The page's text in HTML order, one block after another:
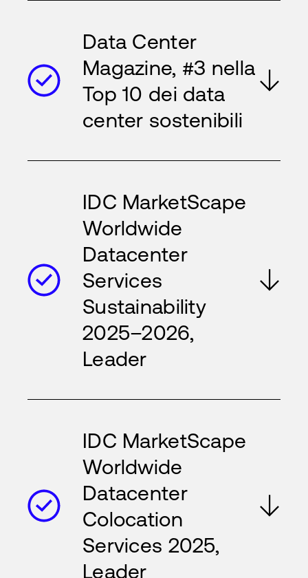
Data Center
Magazine, #3 nella
Top 10 dei data
center sostenibili
IDC MarketScape
Worldwide
Datacenter
Services
Sustainability
2025–2026,
Leader
IDC MarketScape
Worldwide
Datacenter
Colocation
Services 2025,
Leader